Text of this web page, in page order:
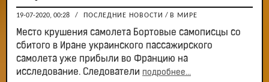
19-07-2020, 00:28 / ПОСЛЕДНИЕ НОВОСТИ / В МИРЕ
Место крушения самолета Бортовые самописцы со
сбитого в Иране украинского пассажирского
самолета уже прибыли во Францию на
исследование. Следователи подробнее...